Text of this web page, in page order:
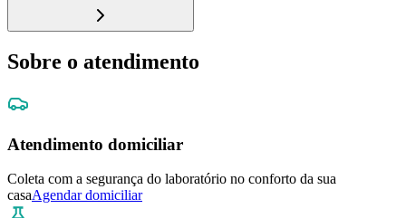
Sobre o atendimento
Atendimento domiciliar
Coleta com a segurança do laboratório no conforto da sua
casaAgendar domiciliar